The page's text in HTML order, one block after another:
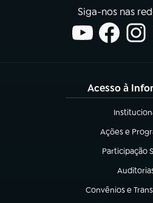
Siga-nos nas
Acesso à
(abre em
Ações e
(abre em
Participação
(abre em
(abre em
Convênios e
(abre em nova